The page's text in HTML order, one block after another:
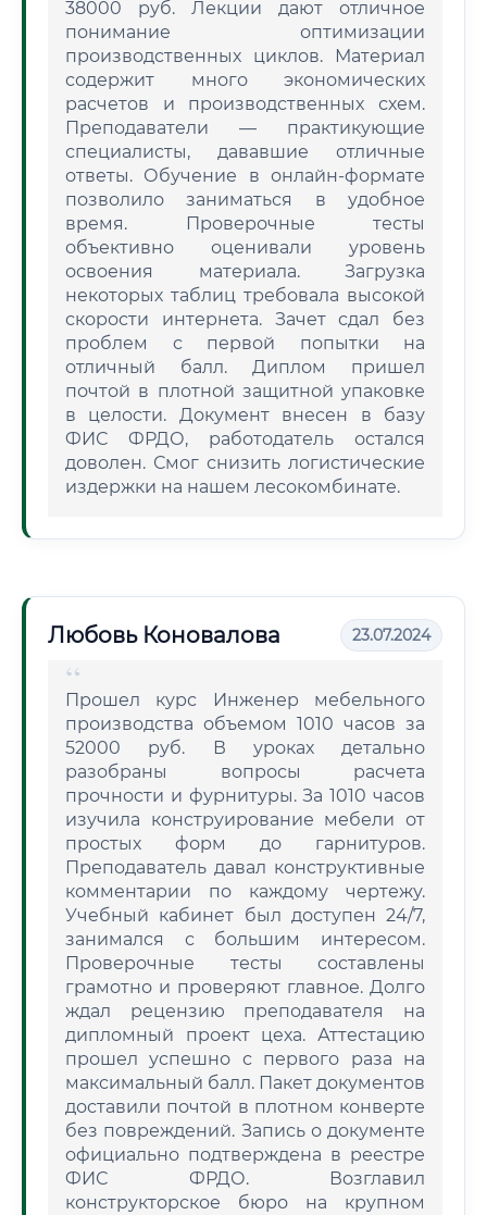
38000 руб. Лекции дают отличное
понимание оптимизации
производственных циклов. Материал
содержит много экономических
расчетов и производственных схем.
Преподаватели — практикующие
специалисты, дававшие отличные
ответы. Обучение в онлайн-формате
позволило заниматься в удобное
время. Проверочные тесты
объективно оценивали уровень
освоения материала. Загрузка
некоторых таблиц требовала высокой
скорости интернета. Зачет сдал без
проблем с первой попытки на
отличный балл. Диплом пришел
почтой в плотной защитной упаковке
в целости. Документ внесен в базу
ФИС ФРДО, работодатель остался
доволен. Смог снизить логистические
издержки на нашем лесокомбинате.
Любовь Коновалова 23.07.2024
Прошел курс Инженер мебельного
производства объемом 1010 часов за
52000 руб. В уроках детально
разобраны вопросы расчета
прочности и фурнитуры. За 1010 часов
изучила конструирование мебели от
простых форм до гарнитуров.
Преподаватель давал конструктивные
комментарии по каждому чертежу.
Учебный кабинет был доступен 24/7,
занимался с большим интересом.
Проверочные тесты составлены
грамотно и проверяют главное. Долго
ждал рецензию преподавателя на
дипломный проект цеха. Аттестацию
прошел успешно с первого раза на
максимальный балл. Пакет документов
доставили почтой в плотном конверте
без повреждений. Запись о документе
официально подтверждена в реестре
ФИС ФРДО. Возглавил
конструкторское бюро на крупном